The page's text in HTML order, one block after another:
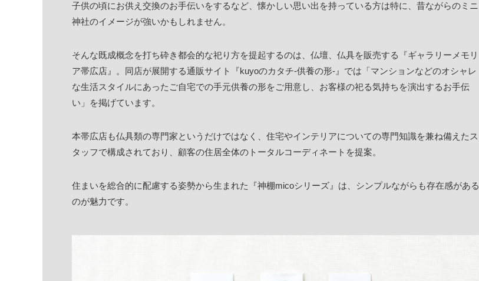
子供の頃にお供え交換のお手伝いをするなど、懐かしい思い出を持っている方は特に、昔ながらのミニ
神社のイメージが強いかもしれません。
そんな既成概念を打ち砕き都会的な祀り方を提起するのは、仏壇、仏具を販売する『ギャラリーメモリ
ア帯広店』。同店が展開する通販サイト『kuyoのカタチ-供養の形-』では「マンションなどのオシャレ
な生活スタイルにあったご自宅での手元供養の形をご用意し、お客様の祀る気持ちを演出するお手伝
い」を掲げています。
本帯広店も仏具類の専門家というだけではなく、住宅やインテリアについての専門知識を兼ね備えたス
タッフで構成されており、顧客の住居全体のトータルコーディネートを提案。
住まいを総合的に配慮する姿勢から生まれた『神棚micoシリーズ』は、シンプルながらも存在感がある
のが魅力です。